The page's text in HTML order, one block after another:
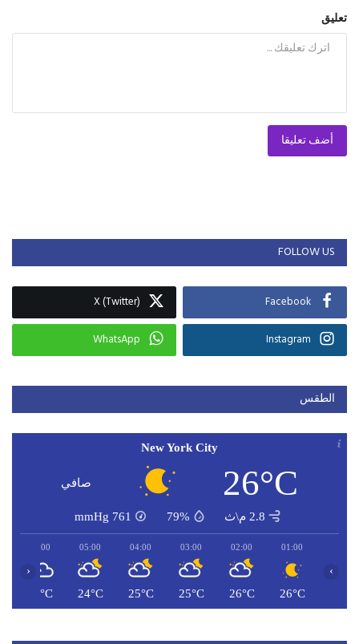
تعليق
أضف تعليقا
FOLLOW US
Facebook
X (Twitter)
Instagram
WhatsApp
الطقس
New York City
26°C صافي
2.8 م\ث 79%
761
mmHg
01:00
26°C
02:00
26°C
03:00
25°C
04:00
25°C
05:00
24°C
06:00
24°C
‹ ›